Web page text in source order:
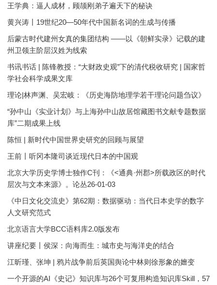
王学典：逼人成材，顾颉刚弟子遍天下的秘诀
黄兴涛丨19世纪20—50年代中国新名词的生成与传播
后蒙古时代建州女真的集团结构 ——以《朝鲜实录》记载的建
州卫领主阶层汉姓为线索
书讯书话 | 陈锋教授：“大财政史观”下的清代税收研究 | 国家哲
学社会科学成果文库
理论|林声渊、吴宏岐：《历史海防地理学若干理论问题刍议》
“孙中山《实业计划》与上海孙中山故居馆藏图书文献专题数据
库”二期成果上线
陈恒 | 新时代中国世界史研究的回顾与展望
王前丨听冈本隆司谈近现代日本的中国观
北京大学历史学博士独作C刊：《<通典·州郡>所载政区的时代
层次与文本来源》。论丛26-01-03
《中日文化交流史》第62期：数据驱动：当代日本史学的数字
人文研究范式
北京语言大学BCC语料库2.0版发布
讲座纪要丨侯深：向海而生：城市史与海洋史的结合
江昕瑾、张坤 | 鸦片战争前后英国舆论中林则徐形象的嬗变
一个开源的AI《史记》知识库与26个可复用构造知识库Skill，57